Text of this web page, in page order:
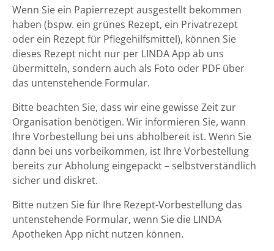
Wenn Sie ein Papierrezept ausgestellt bekommen
haben (bspw. ein grünes Rezept, ein Privatrezept
oder ein Rezept für Pflegehilfsmittel), können Sie
dieses Rezept nicht nur per LINDA App ab uns
übermitteln, sondern auch als Foto oder PDF über
das untenstehende Formular.
Bitte beachten Sie, dass wir eine gewisse Zeit zur
Organisation benötigen. Wir informieren Sie, wann
Ihre Vorbestellung bei uns abholbereit ist. Wenn Sie
dann bei uns vorbeikommen, ist Ihre Vorbestellung
bereits zur Abholung eingepackt – selbstverständlich
sicher und diskret.
Bitte nutzen Sie für Ihre Rezept-Vorbestellung das
untenstehende Formular, wenn Sie die LINDA
Apotheken App nicht nutzen können.